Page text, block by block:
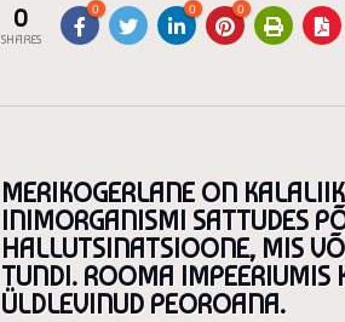
0
SHARES
0 0 0
MERIKOGERLANE ON
INIMORGANISMI SATTUDES
HALLUTSINATSIOONE, MIS
TUNDI. ROOMA IMPEERIUMIS
ÜLDLEVINUD PEOROANA.